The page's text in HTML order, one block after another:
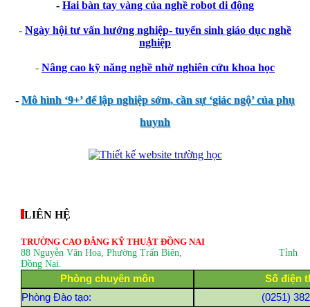
- Hai bàn tay vàng của nghề robot di động
- Ngày hội tư vấn hướng nghiệp- tuyển sinh giáo dục nghề
nghiệp
- Nâng cao kỹ năng nghề nhờ nghiên cứu khoa học
-Mô hình ‘9+’ để lập nghiệp sớm, cần sự ‘giác ngộ’ của phụ
huynh
LIÊN HỆ
TRƯỜNG CAO ĐẲNG KỸ THUẬT ĐỒNG NAI
88 Nguyễn Văn Hoa, Phường Trấn Biên , Tỉnh
Đồng Nai.
Phòng chuyên môn
Số điện
Phòng Đào tạo:
(0251)